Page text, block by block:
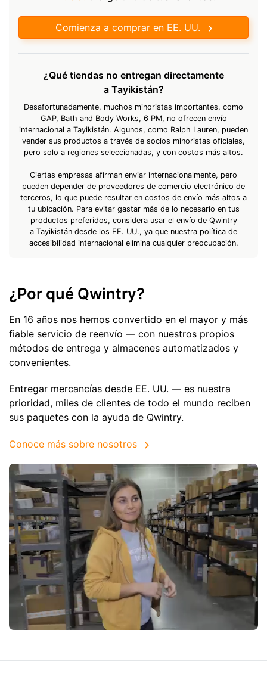
Comienza a comprar en EE. UU.
¿Qué tiendas no entregan directamente
a Tayikistán?
Desafortunadamente, muchos minoristas importantes, como
GAP, Bath and Body Works, 6 PM, no ofrecen envío
internacional a Tayikistán. Algunos, como Ralph Lauren, pueden
vender sus productos a través de socios minoristas oficiales,
pero solo a regiones seleccionadas, y con costos más altos.
Ciertas empresas afirman enviar internacionalmente, pero
pueden depender de proveedores de comercio electrónico de
terceros, lo que puede resultar en costos de envío más altos a
tu ubicación. Para evitar gastar más de lo necesario en tus
productos preferidos, considera usar el envío de Qwintry
a Tayikistán desde los EE. UU., ya que nuestra política de
accesibilidad internacional elimina cualquier preocupación.
¿Por qué Qwintry?
En 16 años nos hemos convertido en el mayor y más
fiable servicio de reenvío — con nuestros propios
métodos de entrega y almacenes automatizados y
convenientes.
Entregar mercancías desde EE. UU. — es nuestra
prioridad, miles de clientes de todo el mundo reciben
sus paquetes con la ayuda de Qwintry.
Conoce más sobre nosotros